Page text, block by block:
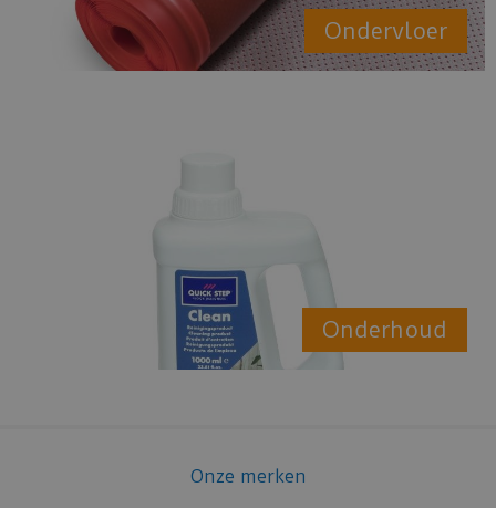
Ondervloer
Onderhoud
Onze merken